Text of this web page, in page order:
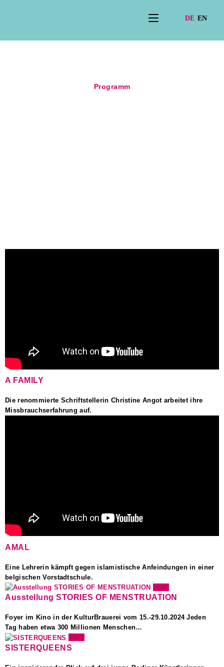
Programm
A FAMILY
Die renommierte Schriftstellerin Christine Angot arbeitet ihre
Missbrauchserfahrung auf.
AMAL
Eine Lehrerin kämpft gegen islamistische Anfeindungen in einer
belgischen Vorstadtschule.
Ausstellung STORIES OF MENSTRUATION
Foyer im Kino in der KulturBrauerei vom 15.-29.10.2024 Jeden
Tag haben etwa 300 Millionen Menschen…
SISTERQUEENS